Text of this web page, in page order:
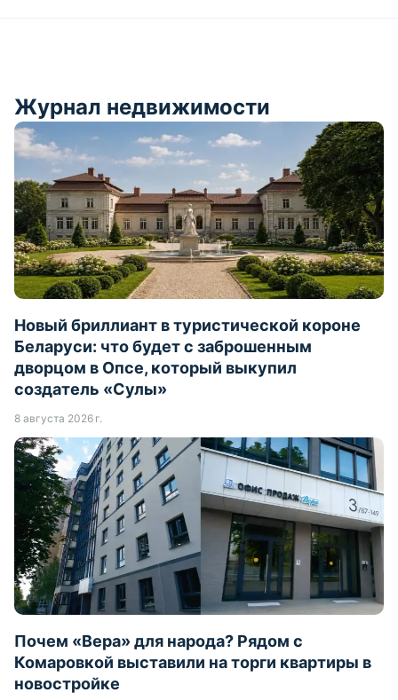
Журнал недвижимости
Новый бриллиант в туристической короне
Беларуси: что будет с заброшенным
дворцом в Опсе, который выкупил
создатель «Сулы»
8 августа 2026 г.
Почем «Вера» для народа? Рядом с
Комаровкой выставили на торги квартиры в
новостройке